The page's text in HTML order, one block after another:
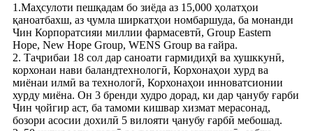
1.Маҳсулоти пешқадам бо зиёда аз 15,000 ҳолатҳои
қаноатбахш, аз ҷумла ширкатҳои номбаршуда, ба монанди
Чин Корпоратсияи миллии фармасевтӣ, Group Eastern
Hope, New Hope Group, WENS Group ва ғайра.
2. Таҷрибаи 18 сол дар саноати гармидиҳӣ ва хушккунӣ,
корхонаи нави баландтехнологӣ, Корхонаҳои хурд ва
миёнаи илмӣ ва технологӣ, Корхонаҳои инноватсионии
хурду миёна. Он 3 бренди худро дорад, ки дар ҷанубу ғарби
Чин ҷойгир аст, ба тамоми кишвар хизмат мерасонад,
бозори асосии дохилӣ 5 вилояти ҷанубу ғарбӣ мебошад.